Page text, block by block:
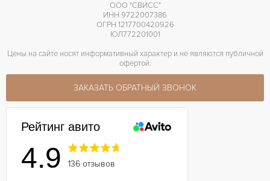
ООО "СВИСС"
ИНН 9722007386
ОГРН 1217700420926
ЮЛ772201001
Цены на сайте носят информативный характер и не являются публичной
офертой.
ЗАКАЗАТЬ ОБРАТНЫЙ ЗВОНОК
Рейтинг авито
4.9 136 отзывов